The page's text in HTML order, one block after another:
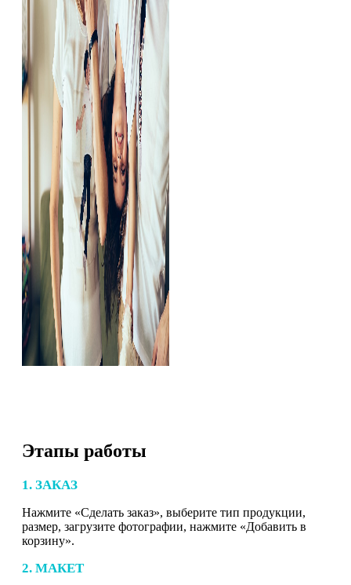
Этапы работы
1. ЗАКАЗ
Нажмите «Сделать заказ», выберите тип продукции,
размер, загрузите фотографии, нажмите «Добавить в
корзину».
2. МАКЕТ